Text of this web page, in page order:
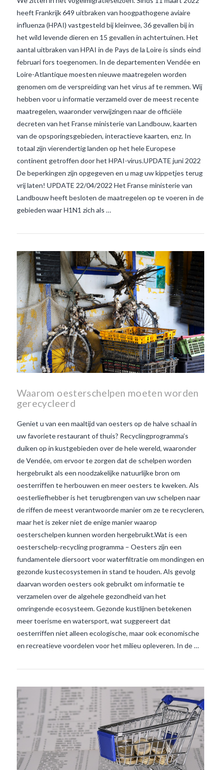
heeft Frankrijk 649 uitbraken van hoogpathogene aviaire
influenza (HPAI) vastgesteld bij kleinvee, 36 gevallen bij in
het wild levende dieren en 15 gevallen in achtertuinen. Het
aantal uitbraken van HPAI in de Pays de la Loire is sinds eind
februari fors toegenomen. In de departementen Vendée en
Loire-Atlantique moesten nieuwe maatregelen worden
genomen om de verspreiding van het virus af te remmen. Wij
hebben voor u informatie verzameld over de meest recente
maatregelen, waaronder verwijzingen naar de officiële
decreten van het Franse ministerie van Landbouw, kaarten
van de opsporingsgebieden, interactieve kaarten, enz. In
totaal zijn vierendertig landen op het hele Europese
continent getroffen door het HPAI-virus.UPDATE juni 2022
De beperkingen zijn opgegeven en u mag uw kippetjes terug
vrij laten! UPDATE 22/04/2022 Het Franse ministerie van
Landbouw heeft besloten de maatregelen op te voeren in de
gebieden waar H1N1 zich als …
VIEW POST
Waarom oesterschelpen moeten worden
gerecycleerd
Geniet u van een maaltijd van oesters op de halve schaal in
uw favoriete restaurant of thuis? Recyclingprogramma’s
duiken op in kustgebieden over de hele wereld, waaronder
de Vendée, om ervoor te zorgen dat de schelpen worden
hergebruikt als een noodzakelijke natuurlijke bron om
oesterriffen te herbouwen en meer oesters te kweken. Als
oesterliefhebber is het terugbrengen van uw schelpen naar
de riffen de meest verantwoorde manier om ze te recycleren,
maar het is zeker niet de enige manier waarop
oesterschelpen kunnen worden hergebruikt.Wat is een
oesterschelp-recycling programma – Oesters zijn een
fundamentele diersoort voor waterfiltratie om mondingen en
gezonde kustecosystemen in stand te houden. Als gevolg
daarvan worden oesters ook gebruikt om informatie te
verzamelen over de algehele gezondheid van het
omringende ecosysteem. Gezonde kustlijnen betekenen
meer toerisme en watersport, wat suggereert dat
oesterriffen niet alleen ecologische, maar ook economische
en recreatieve voordelen voor het milieu opleveren. In de …